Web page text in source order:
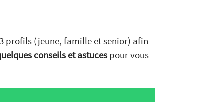
profils (jeune, famille et senior) afin
conseils et astuces pour vous